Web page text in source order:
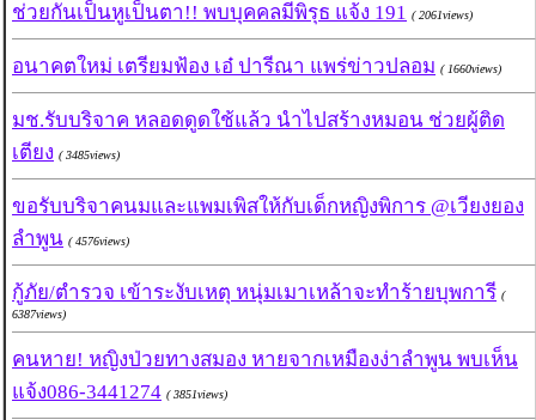
ช่วยกันเป็นหูเป็นตา!! พบบุคคลมีพิรุธ แจ้ง 191 ( 2061views)
อนาคตใหม่ เตรียมฟ้อง เอ๋ ปารีณา แพร่ข่าวปลอม ( 1660views)
มช.รับบริจาค หลอดดูดใช้แล้ว นำไปสร้างหมอน ช่วยผู้ติด
เตียง ( 3485views)
ขอรับบริจาคนมและแพมเพิสให้กับเด็กหญิงพิการ @เวียงยอง
ลำพูน ( 4576views)
กู้ภัย/ตำรวจ เข้าระงับเหตุ หนุ่มเมาเหล้าจะทำร้ายบุพการี (
6387views)
คนหาย! หญิงป่วยทางสมอง หายจากเหมืองง่าลำพูน พบเห็น
แจ้ง086-3441274 ( 3851views)